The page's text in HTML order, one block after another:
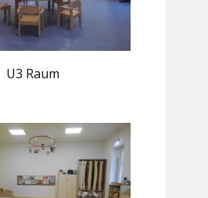
U3 Raum